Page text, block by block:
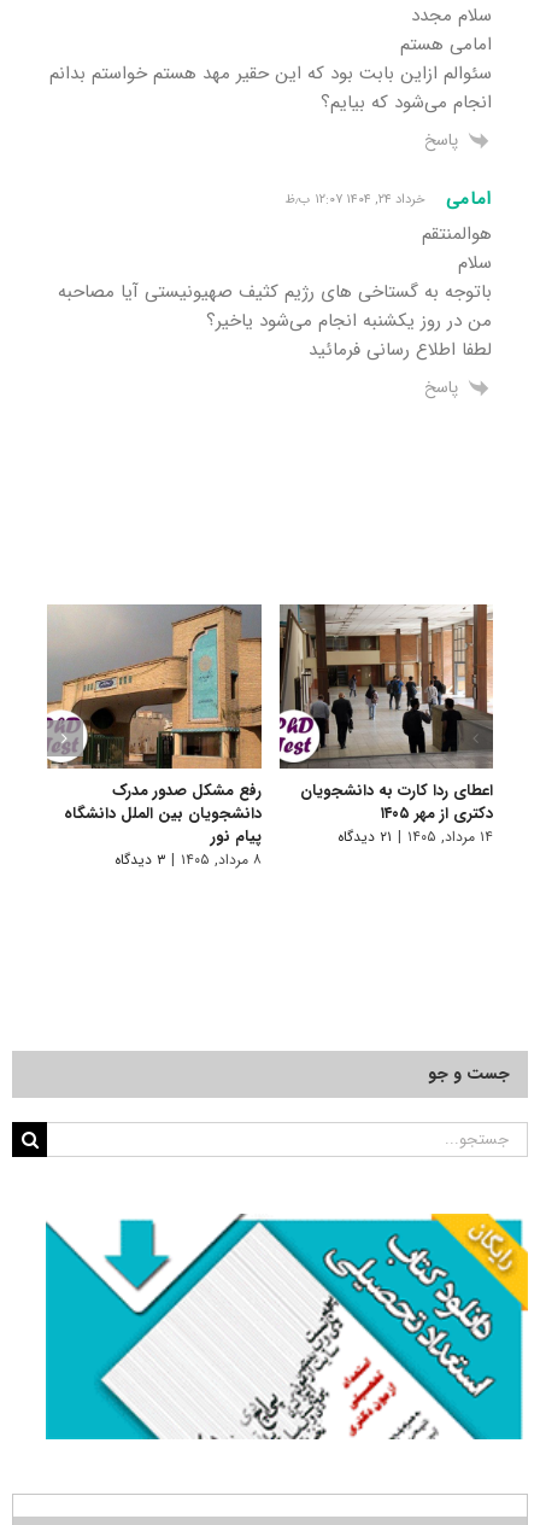
سلام مجدد
امامی هستم
سئوالم ازاین بابت بود که این حقیر مهد هستم خواستم بدانم
انجام می‌شود که بیایم؟
پاسخ
امامی خرداد ۲۴, ۱۴۰۴ ۱۲:۰۷ ب٫ظ
هوالمنتقم
سلام
باتوجه به گستاخی های رژیم کثیف صهیونیستی آیا مصاحبه
من در روز یکشنبه انجام می‌شود یاخیر؟
لطفا اطلاع رسانی فرمائید
پاسخ
اعطای ردا کارت به دانشجویان
دکتری از مهر ۱۴۰۵
۱۴ مرداد, ۱۴۰۵ | ۲۱ دیدگاه
رفع مشکل صدور مدرک
دانشجویان بین الملل دانشگاه
پیام نور
۸ مرداد, ۱۴۰۵ | ۳ دیدگاه
جست و جو
جستجو